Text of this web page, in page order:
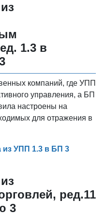
1.3 в
компаний, где УПП
управления, а БП
настроены на
для отражения в
из УПП 1.3 в БП 3
ред.11
3